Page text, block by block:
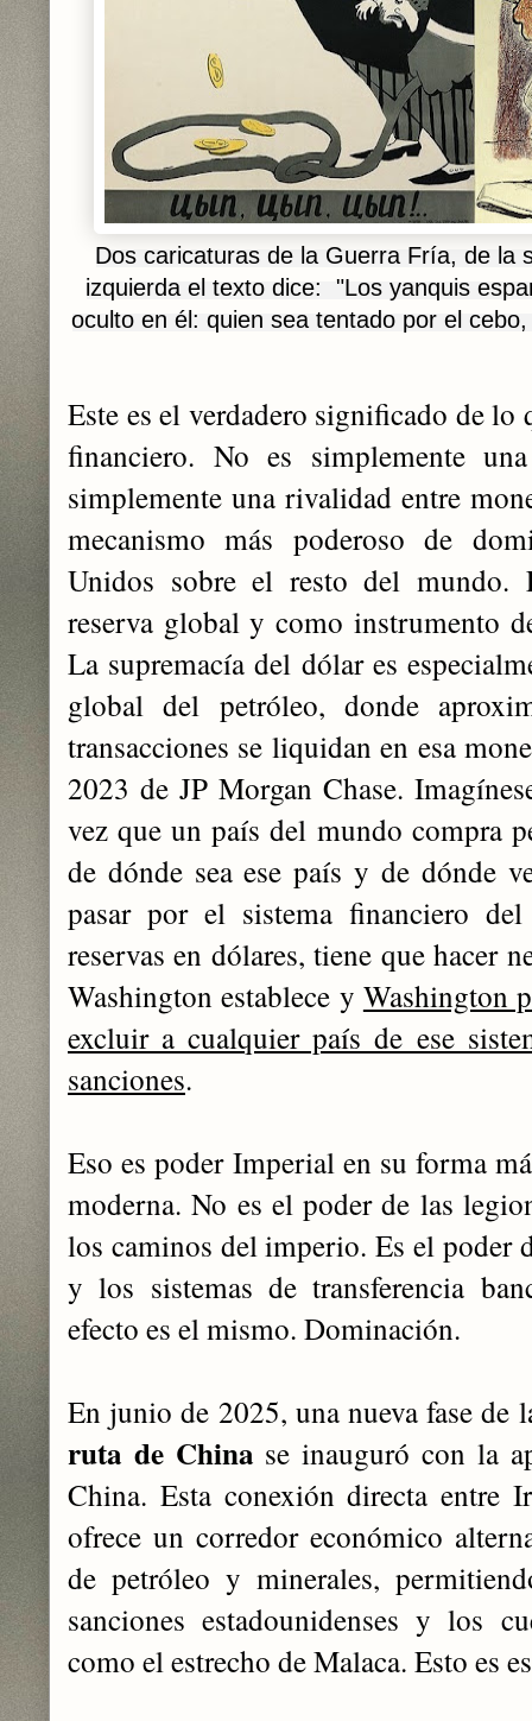
Dos caricaturas de la Guerra Fría, de la
izquierda el texto dice: "Los yanquis
oculto en él: quien sea tentado por el
Este es el verdadero significado de lo
financiero. No es simplemente
simplemente una rivalidad entre
mecanismo más poderoso de
Unidos sobre el resto del mundo.
reserva global y como instrumento
La supremacía del dólar es
global del petróleo, donde
transacciones se liquidan en esa
2023 de JP Morgan Chase.
vez que un país del mundo compra
de dónde sea ese país y de dónde
pasar por el sistema financiero
reservas en dólares, tiene que hacer
Washington establece y Washington
excluir a cualquier país de ese
sanciones.
Eso es poder Imperial en su forma
moderna. No es el poder de las
los caminos del imperio. Es el poder
y los sistemas de transferencia
efecto es el mismo. Dominación.
En junio de 2025, una nueva fase
ruta de China se inauguró con la
China. Esta conexión directa entre
ofrece un corredor económico
de petróleo y minerales,
sanciones estadounidenses y los
como el estrecho de Malaca. Esto es